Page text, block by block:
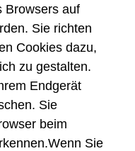
Browsers auf
Sie richten
Cookies dazu,
zu gestalten.
Endgerät
Sie
beim
Sie